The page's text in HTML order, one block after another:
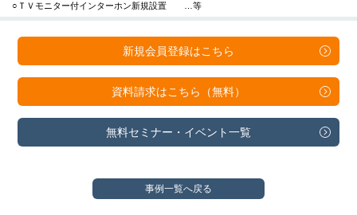
○ＴＶモニター付インターホン新規設置 …等
新規会員登録はこちら
資料請求はこちら（無料）
無料セミナー・ イベント一覧
事例一覧へ戻る